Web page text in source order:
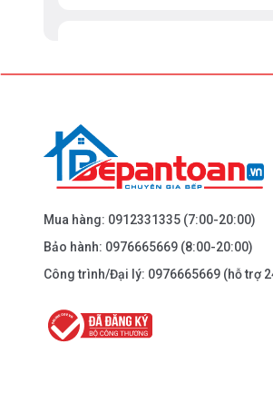
BEPANTOAN.VN - ĐẠI LA -
Dẫn đường
BEPANTOAN.VN - NGUYỄN
Dẫn đường
Mua hàng: 0912331335 (7:00-20:00)
Bảo hành: 0976665669 (8:00-20:00)
Công trình/Đại lý: 0976665669 (hỗ trợ